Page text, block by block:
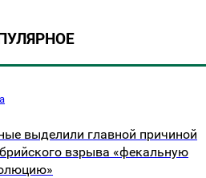
выделили главной причиной
взрыва «фекальную